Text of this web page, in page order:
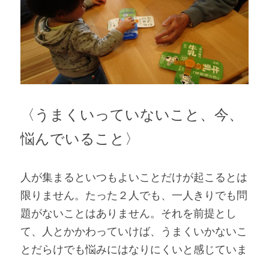
〈うまくいっていないこと、今、
悩んでいること〉
人が集まるといつもよいことだけが起こるとは
限りません。たった２人でも、一人きりでも問
題がないことはありません。それを前提とし
て、人とかかわっていけば、うまくいかないこ
とだらけでも悩みにはなりにくいと感じていま